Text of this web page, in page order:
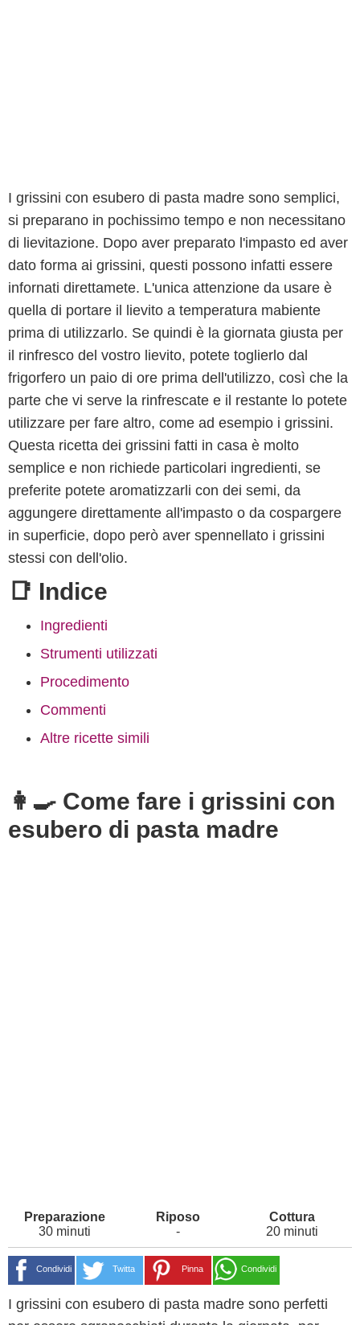
I grissini con esubero di pasta madre sono semplici,
si preparano in pochissimo tempo e non necessitano
di lievitazione. Dopo aver preparato l'impasto ed aver
dato forma ai grissini, questi possono infatti essere
infornati direttamete. L'unica attenzione da usare è
quella di portare il lievito a temperatura mabiente
prima di utilizzarlo. Se quindi è la giornata giusta per
il rinfresco del vostro lievito, potete toglierlo dal
frigorfero un paio di ore prima dell'utilizzo, così che la
parte che vi serve la rinfrescate e il restante lo potete
utilizzare per fare altro, come ad esempio i grissini.
Questa ricetta dei grissini fatti in casa è molto
semplice e non richiede particolari ingredienti, se
preferite potete aromatizzarli con dei semi, da
aggungere direttamente all'impasto o da cospargere
in superficie, dopo però aver spennellato i grissini
stessi con dell'olio.
📑 Indice
Ingredienti
Strumenti utilizzati
Procedimento
Commenti
Altre ricette simili
👩‍🍳 Come fare i grissini con
esubero di pasta madre
30 minuti - 20 minuti
Condividi Twitta Pinna Condividi
I grissini con esubero di pasta madre sono perfetti